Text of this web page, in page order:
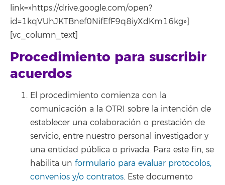
link=»https://drive.google.com/open?
id=1kqVUhJKTBnef0NifEfF9q8iyXdKm16kg»]
[vc_column_text]
Procedimiento para suscribir
acuerdos
El procedimiento comienza con la
comunicación a la OTRI sobre la intención de
establecer una colaboración o prestación de
servicio, entre nuestro personal investigador y
una entidad pública o privada. Para este fin, se
habilita un formulario para evaluar protocolos,
convenios y/o contratos. Este documento